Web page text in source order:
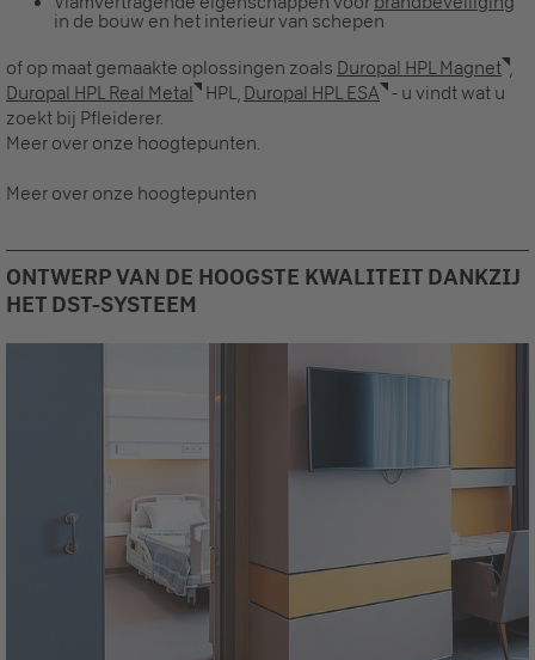
in de bouw en het interieur van schepen
of op maat gemaakte oplossingen zoals Duropal HPL Magnet ,
Duropal HPL Real Metal
HPL, Duropal HPL ESA
- u vindt wat u
zoekt bij Pfleiderer.
Meer over onze hoogtepunten.
Meer over onze hoogtepunten
ONTWERP VAN DE HOOGSTE KWALITEIT DANKZIJ
HET DST-SYSTEEM